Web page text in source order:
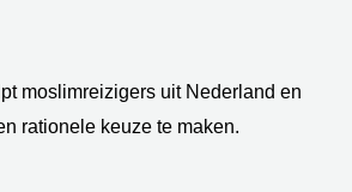
moslimreizigers uit Nederland en
rationele keuze te maken.